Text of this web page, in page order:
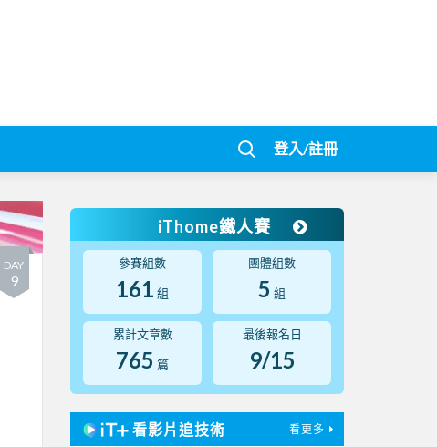
登入/註冊
DAY
9
iThome鐵人賽
參賽組數
161 組
團體組數
5 組
累計文章數
765 篇
最後報名日
9/15
看影片追技術 看更多